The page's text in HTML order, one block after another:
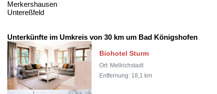
Merkershausen
Untereßfeld
Unterkünfte im Umkreis von 30 km um Bad Königshofen
Biohotel Sturm
Ort: Mellrichstadt
Entfernung: 18,1 km